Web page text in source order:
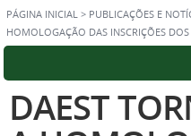
PÁGINA INICIAL > PUBLICAÇÕES E
HOMOLOGAÇÃO DAS INSCRIÇÕES
DAEST